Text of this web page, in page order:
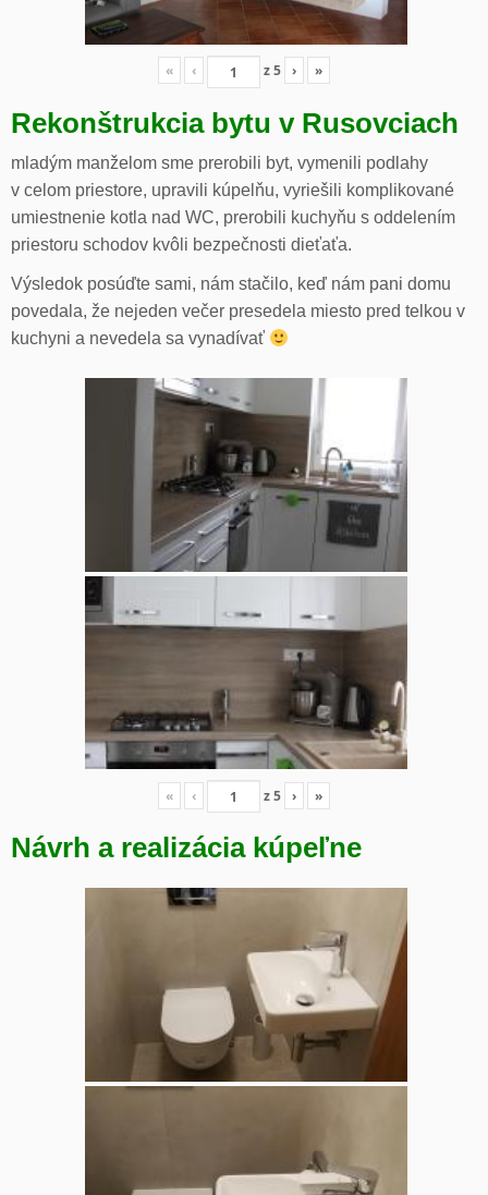
« ‹ z5 › »
Rekonštrukcia bytu v Rusovciach
mladým manželom sme prerobili byt, vymenili podlahy
v celom priestore, upravili kúpelňu, vyriešili komplikované
umiestnenie kotla nad WC, prerobili kuchyňu s oddelením
priestoru schodov kvôli bezpečnosti dieťaťa.
Výsledok posúďte sami, nám stačilo, keď nám pani domu
povedala, že nejeden večer presedela miesto pred telkou v
kuchyni a nevedela sa vynadívať
« ‹ z5 › »
Návrh a realizácia kúpeľne